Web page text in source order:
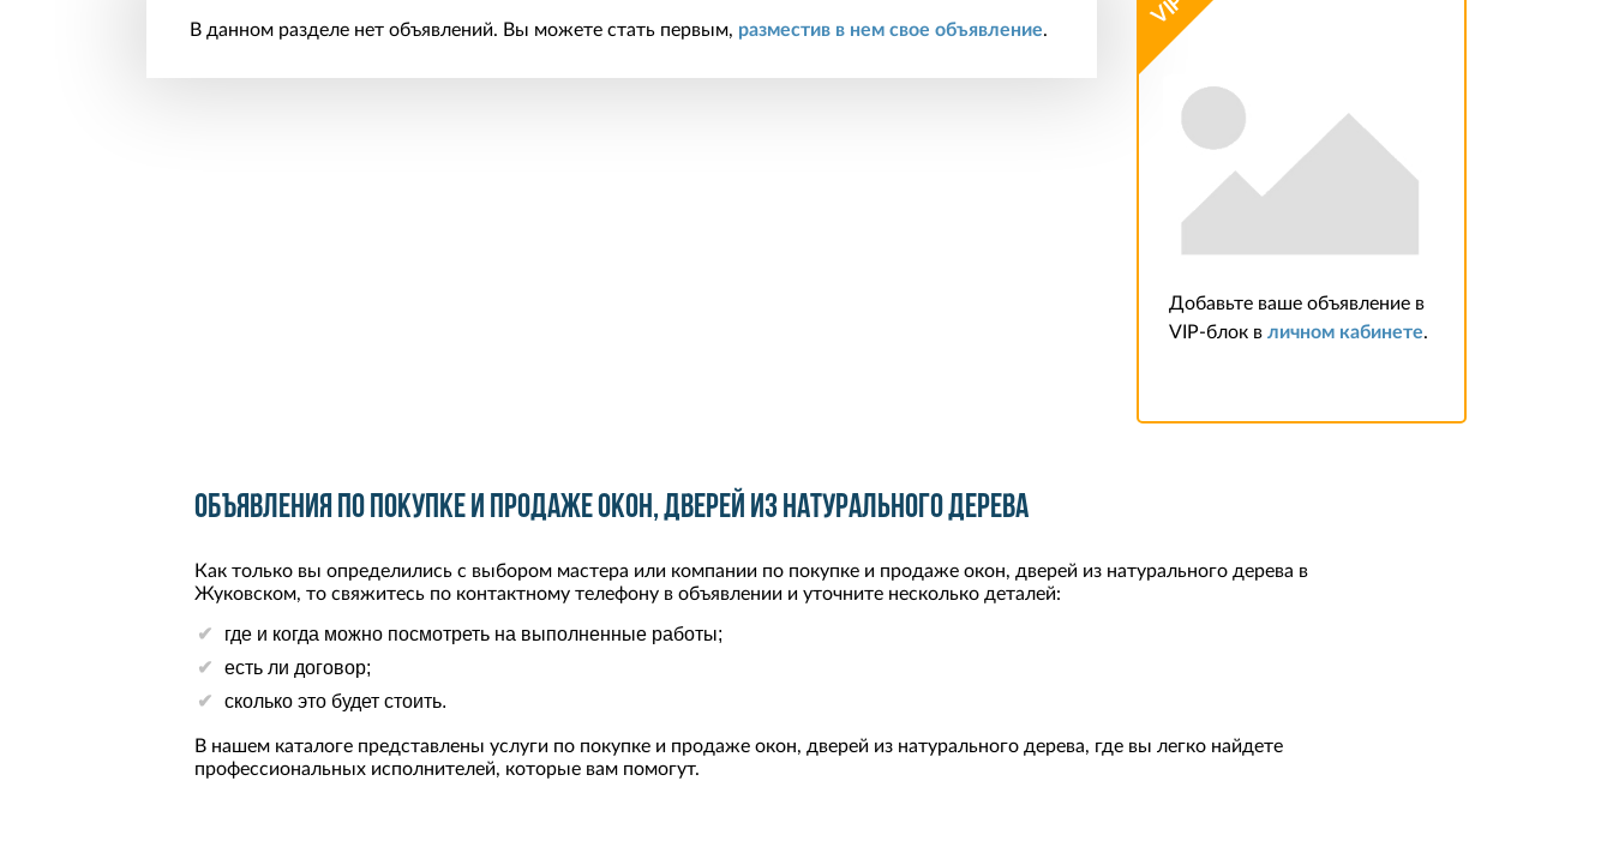
VIP
Добавьте ваше объявление в
VIP-блок в личном кабинете.
В данном разделе нет объявлений. Вы можете стать первым, разместив в нем свое объявление.
Объявления по покупке и продаже окон, дверей из натурального дерева
Как только вы определились с выбором мастера или компании по покупке и продаже окон, дверей из натурального дерева в
Жуковском, то свяжитесь по контактному телефону в объявлении и уточните несколько деталей:
где и когда можно посмотреть на выполненные работы;
есть ли договор;
сколько это будет стоить.
В нашем каталоге представлены услуги по покупке и продаже окон, дверей из натурального дерева, где вы легко найдете
профессиональных исполнителей, которые вам помогут.